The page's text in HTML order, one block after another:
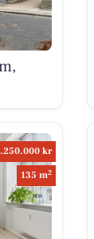
kr
135 m2